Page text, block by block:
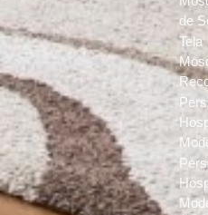
de
Tela